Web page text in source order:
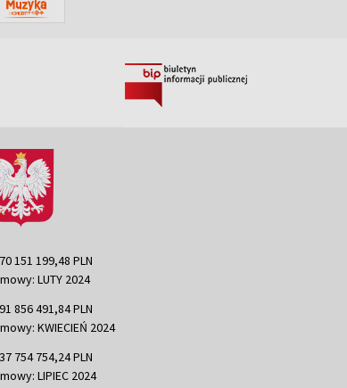
151 199,48 PLN
LUTY 2024
856 491,84 PLN
KWIECIEŃ 2024
754 754,24 PLN
LIPIEC 2024